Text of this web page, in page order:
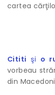
cartea
Cititi şi o
vorbeau
din